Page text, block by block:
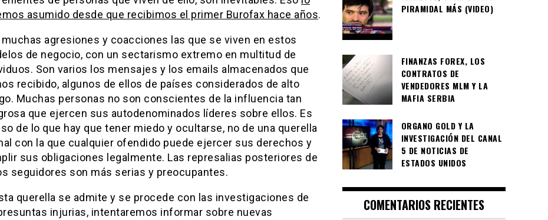
asumido desde que recibimos el primer Burofax hace años.
muchas agresiones y coacciones las que se viven en estos
de negocio, con un sectarismo extremo en multitud de
Son varios los mensajes y los emails almacenados que
recibido, algunos de ellos de países considerados de alto
Muchas personas no son conscientes de la influencia tan
que ejercen sus autodenominados líderes sobre ellos. Es
de lo que hay que tener miedo y ocultarse, no de una querella
con la que cualquier ofendido puede ejercer sus derechos y
sus obligaciones legalmente. Las represalias posteriores de
seguidores son más serias y preocupantes.
querella se admite y se procede con las investigaciones de
injurias, intentaremos informar sobre nuevas
PIRAMIDAL MÁS (VIDEO)
FINANZAS FOREX, LOS
CONTRATOS DE
VENDEDORES MLM Y LA
MAFIA SERBIA
ORGANO GOLD Y LA
INVESTIGACIÓN DEL CANAL
5 DE NOTICIAS DE
ESTADOS UNIDOS
COMENTARIOS RECIENTES